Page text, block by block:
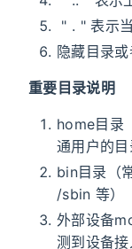
" . " 表示
隐藏目录
重要目录说明
home目录
通用户的
bin目录（
/sbin 等）
外部设备
测到设备接